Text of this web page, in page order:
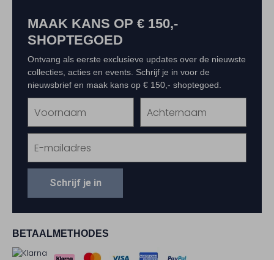
BETAALMETHODES
MAAK KANS OP € 150,-
SHOPTEGOED
Ontvang als eerste exclusieve updates over de nieuwste
collecties, acties en events. Schrijf je in voor de
nieuwsbrief en maak kans op € 150,- shoptegoed.
Schrijf je in